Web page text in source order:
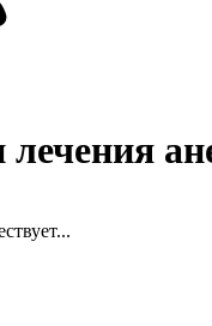
лечения